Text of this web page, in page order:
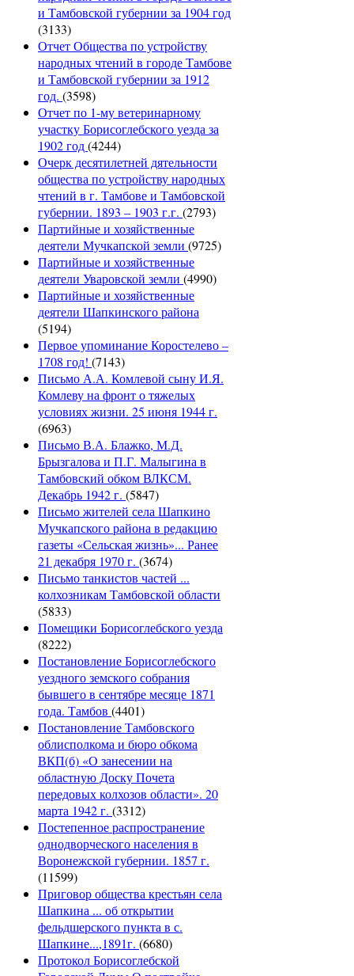
и Тамбовской губернии за 1904 год
(3133)
Отчет Общества по устройству
народных чтений в городе Тамбове
и Тамбовской губернии за 1912
год. (3598)
Отчет по 1-му ветеринарному
участку Борисоглебского уезда за
1902 год(4244)
Очерк десятилетней дятельности
общества по устройству народных
чтений в г. Тамбове и Тамбовской
губернии. 1893 – 1903 г.г. (2793)
Партийные и хозяйственные
деятели Мучкапской земли (9725)
Партийные и хозяйственные
деятели Уваровской земли (4990)
Партийные и хозяйственные
деятели Шапкинского района
(5194)
Первое упоминание Коростелево –
1708 год! (7143)
Письмо А.А. Комлевой сыну И.Я.
Комлеву на фронт о тяжелых
условиях жизни. 25 июня 1944 г.
(6963)
Письмо В.А. Блажко, М.Д.
Брызгалова и П.Г. Малыгина в
Тамбовский обком ВЛКСМ.
Декабрь 1942 г. (5847)
Письмо жителей села Шапкино
Мучкапского района в редакцию
газеты «Сельская жизнь»... Ранее
21 декабря 1970 г. (3674)
Письмо танкистов частей ...
колхозникам Тамбовской области
(5833)
Помещики Борисоглебского уезда
(8222)
Постановление Борисоглебского
уездного земского собрания
бывшего в сентябре месяце 1871
года. Тамбов (4401)
Постановление Тамбовского
облисполкома и бюро обкома
ВКП(б) «О занесении на
областную Доску Почета
передовых колхозов области». 20
марта 1942 г. (3312)
Постепенное распространение
однодворческого населения в
Воронежской губернии. 1857 г.
(11599)
Приговор общества крестьян села
Шапкина ... об открытии
фельдшерского пункта в с.
Шапкине...,1891г. (6680)
Протокол Борисоглебской